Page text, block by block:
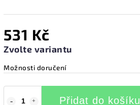
531 Kč
Zvolte variantu
Možnosti doručení
Přidat do košíku